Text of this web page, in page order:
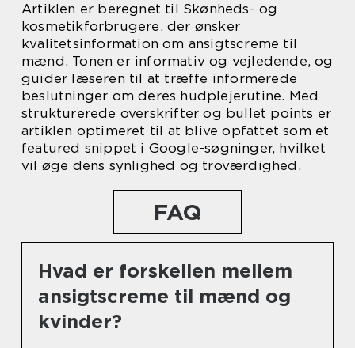
Artiklen er beregnet til Skønheds- og
kosmetikforbrugere, der ønsker
kvalitetsinformation om ansigtscreme til
mænd. Tonen er informativ og vejledende, og
guider læseren til at træffe informerede
beslutninger om deres hudplejerutine. Med
strukturerede overskrifter og bullet points er
artiklen optimeret til at blive opfattet som et
featured snippet i Google-søgninger, hvilket
vil øge dens synlighed og troværdighed.
FAQ
Hvad er forskellen mellem
ansigtscreme til mænd og
kvinder?